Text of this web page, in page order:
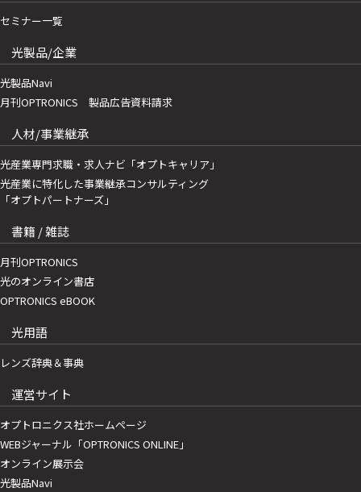
セミナー一覧
光製品/企業
光製品Navi
月刊OPTRONICS 製品広告資料請求
人材/事業継承
光産業専門求職・求人ナビ「オプトキャリア」
光産業に特化した事業継承コンサルティング
「オプトパートナーズ」
書籍 / 雑誌
月刊OPTRONICS
光のオンライン書店
OPTRONICS eBOOK
光用語
レンズ辞典＆事典
運営サイト
オプトロニクス社ホームページ
WEBジャーナル「OPTRONICS ONLINE」
オンライン展示会
光製品Navi